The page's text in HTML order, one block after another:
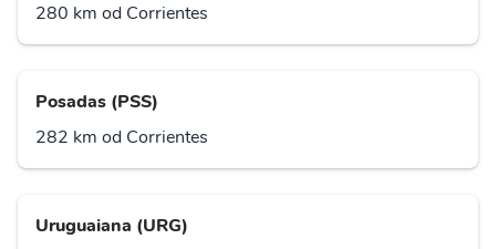
280 km od Corrientes
Posadas (PSS)
282 km od Corrientes
Uruguaiana (URG)